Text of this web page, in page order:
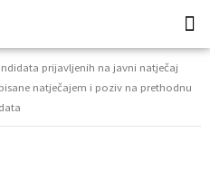
prijavljenih na javni natječaj
natječajem i poziv na prethodnu